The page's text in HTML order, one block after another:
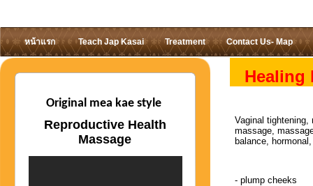
หน้าแรก Teach Jap Kasai Treatment Contact Us- Map
Original mea kae style
Reproductive Health
Massage
Healing
Vaginal tightening,
massage,
balance,
- plump cheeks